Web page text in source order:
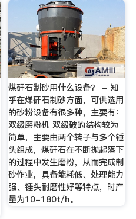
煤矸石制砂用什么设备？ - 知
乎在煤矸石制砂方面，可供选用
的砂粉设备有很多种，主要有：
双级磨粉机 双级破的结构较为
简单，主要由两个转子与多个锤
头组成，煤矸石在不断抛起落下
的过程中发生磨粉，从而完成制
砂作业，具备能耗低、处理能力
强、锤头耐磨性好等特点，时产
量为10-180t/h。